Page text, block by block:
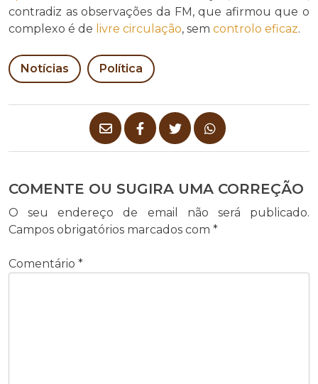
contradiz as observações da FM, que afirmou que o
complexo é de livre circulação, sem controlo eficaz.
Notícias Política
COMENTE OU SUGIRA UMA CORREÇÃO
O seu endereço de email não será publicado.
Campos obrigatórios marcados com *
Comentário *